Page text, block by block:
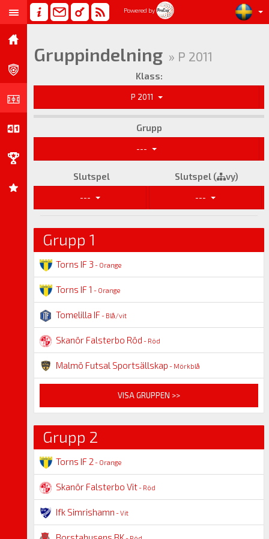
Powered by
Gruppindelning » P 2011
Klass:
P 2011
Grupp
---
Slutspel Slutspel ( vy)
--- ---
Grupp 1
Torns IF 3 - Orange
Torns IF 1 - Orange
Tomelilla IF- Blå/vit
Skanör Falsterbo Röd - Röd
Malmö Futsal Sportsällskap - Mörkblå
VISA GRUPPEN >>
Grupp 2
Torns IF 2 - Orange
Skanör Falsterbo Vit- Röd
Ifk Simrishamn - Vit